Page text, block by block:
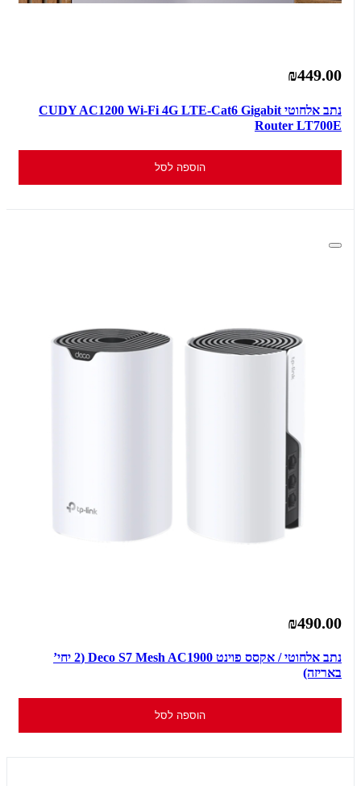
₪449.00
נתב אלחוטי CUDY AC1200 Wi-Fi 4G LTE-Cat6 Gigabit
Router LT700E
הוספה לסל
₪490.00
נתב אלחוטי / אקסס פוינט Deco S7 Mesh AC1900 (2 יחי’
באריזה)
הוספה לסל